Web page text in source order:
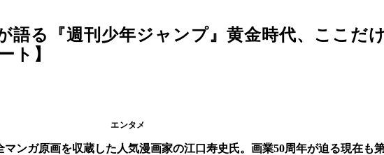
語る『週刊少年ジャンプ』黄金時代、ここだ
ト】
エンタメ
ンガ原画を収蔵した人気漫画家の江口寿史氏。画業50周年が迫る現在も